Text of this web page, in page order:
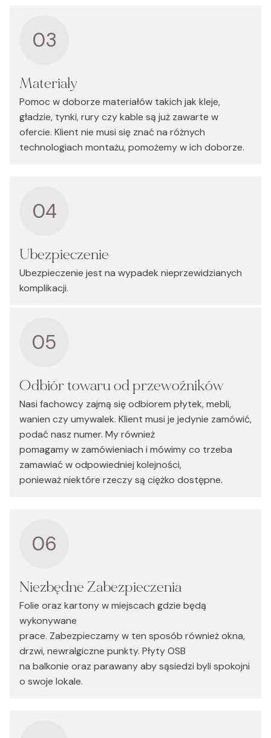
03
Materiały
Pomoc w doborze materiałów takich jak kleje,
gładzie, tynki, rury czy kable są już zawarte w
ofercie. Klient nie musi się znać na różnych
technologiach montażu, pomożemy w ich doborze.
04
Ubezpieczenie
Ubezpieczenie jest na wypadek nieprzewidzianych
komplikacji.
05
Odbiór towaru od przewoźników
Nasi fachowcy zajmą się odbiorem płytek, mebli,
wanien czy umywalek. Klient musi je jedynie zamówić,
podać nasz numer. My również
pomagamy w zamówieniach i mówimy co trzeba
zamawiać w odpowiedniej kolejności,
ponieważ niektóre rzeczy są ciężko dostępne.
06
Niezbędne Zabezpieczenia
Folie oraz kartony w miejscach gdzie będą
wykonywane
prace. Zabezpieczamy w ten sposób również okna,
drzwi, newralgiczne punkty. Płyty OSB
na balkonie oraz parawany aby sąsiedzi byli spokojni
o swoje lokale.